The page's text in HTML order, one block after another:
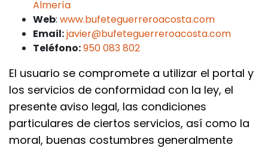
Almería
Web: www.bufeteguerreroacosta.com
Email:javier@bufeteguerreroacosta.com
Teléfono:950 083 802
El usuario se compromete a utilizar el portal y
los servicios de conformidad con la ley, el
presente aviso legal, las condiciones
particulares de ciertos servicios, así como la
moral, buenas costumbres generalmente